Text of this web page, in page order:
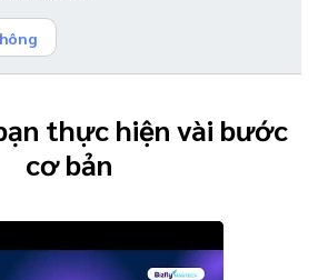
thực hiện vài bước
cơ bản